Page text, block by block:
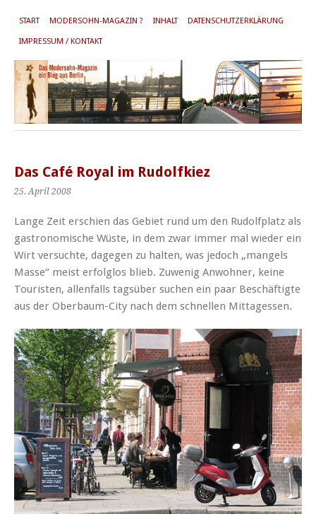
START MODERSOHN-MAGAZIN ? INHALT DATENSCHUTZERKLÄRUNG
IMPRESSUM / KONTAKT
Das Café Royal im Rudolfkiez
25. April 2008
Lange Zeit erschien das Gebiet rund um den Rudolfplatz als
gastronomische Wüste, in dem zwar immer mal wieder ein
Wirt versuchte, dagegen zu halten, was jedoch „mangels
Masse“ meist erfolglos blieb. Zuwenig Anwohner, keine
Touristen, allenfalls tagsüber suchen ein paar Beschäftigte
aus der Oberbaum-City nach dem schnellen Mittagessen.